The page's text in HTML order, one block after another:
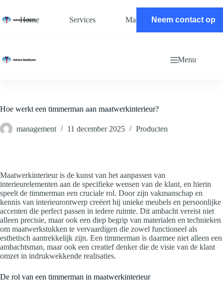
de
Home Services Magazine Contact
Neem contact op
Menu
Hoe werkt een timmerman aan maatwerkinterieur?
management 11 december 2025 Producten
Maatwerkinterieur is de kunst van het aanpassen van
interieurelementen aan de specifieke wensen van de klant, en hierin
speelt de timmerman een cruciale rol. Door zijn vakmanschap en
kennis van interieurontwerp creëert hij unieke meubels en persoonlijke
accenten die perfect passen in iedere ruimte. Dit ambacht vereist niet
alleen precisie, maar ook een diep begrip van materialen en technieken
om maatwerkstukken te vervaardigen die zowel functioneel als
esthetisch aantrekkelijk zijn. Een timmerman is daarmee niet alleen een
ambachtsman, maar ook een creatief denker die de visie van de klant
omzet in indrukwekkende realisaties.
De rol van een timmerman in maatwerkinterieur